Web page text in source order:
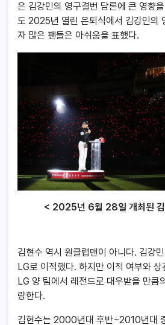
은 김강민의 영구결번 담론에 큰 영향
도 2025년 열린 은퇴식에서 김강민의
자 많은 팬들은 아쉬움을 표했다.
< 2025년 6월 28일 개최된 김
김현수 역시 원클럽맨이 아니다. 김강
LG로 이적했다. 하지만 이적 여부와
LG 양 팀에서 레전드로 대우받을 만큼
랑한다.
김현수는 2000년대 후반~2010년대